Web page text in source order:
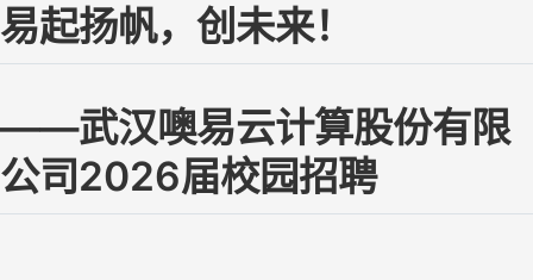
易起扬帆，创未来！
——武汉噢易云计算股份有限
公司2026届校园招聘